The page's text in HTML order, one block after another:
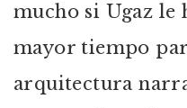
mucho si Ugaz le
mayor tiempo
arquitectura